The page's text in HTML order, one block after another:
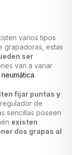
varios tipos
grapadoras, estas
ser
van a variar
.
fijar puntas y
de
sencillas poseen
existen
dos grapas al